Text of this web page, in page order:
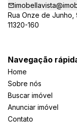
Rua Onze de Junho,
11320-160
Navegação
Home
Sobre nós
Buscar imóvel
Anunciar imóvel
Contato